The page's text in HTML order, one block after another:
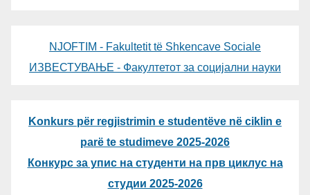
NJOFTIM - Fakultetit të Shkencave Sociale
ИЗВЕСТУВАЊЕ - Факултетот за социјални науки
Konkurs për regjistrimin e studentëve në ciklin e
parë te studimeve 2025-2026
Конкурс за упис на студенти на прв циклус на
студии 2025-2026